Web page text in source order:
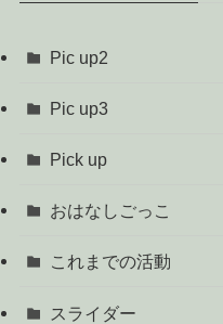
Pic up2
Pic up3
Pick up
おはなしごっこ
これまでの活動
スライダー